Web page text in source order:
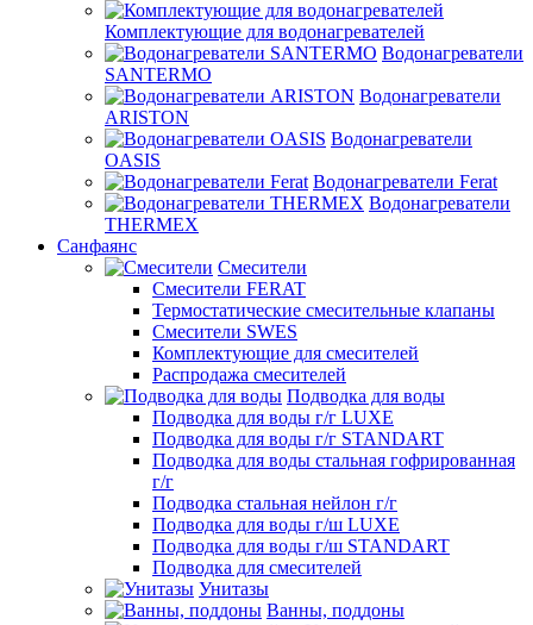
Комплектующие для водонагревателей
Водонагреватели
SANTERMO
Водонагреватели
ARISTON
Водонагреватели
OASIS
Водонагреватели Ferat
Водонагреватели
THERMEX
Санфаянс
Смесители
Смесители FERAT
Термостатические смесительные клапаны
Смесители SWES
Комплектующие для смесителей
Распродажа смесителей
Подводка для воды
Подводка для воды г/г LUXE
Подводка для воды г/г STANDART
Подводка для воды стальная гофрированная
г/г
Подводка стальная нейлон г/г
Подводка для воды г/ш LUXE
Подводка для воды г/ш STANDART
Подводка для смесителей
Унитазы
Ванны, поддоны